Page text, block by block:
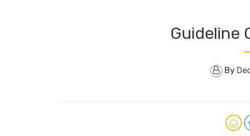
Guideline
By